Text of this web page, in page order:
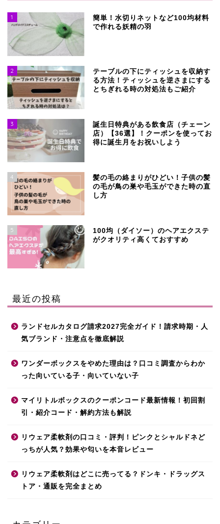
1
簡単！水切りネットなど100均材料
で作れる妖精の羽
2
テーブルの下にティッシュを収納す
る方法！ティッシュを逆さまにする
とちぎれる時の対処法もご紹介
3
誕生日特典がある飲食店（チェーン
店）【36選】！クーポンを使ってお
得に誕生月をお祝いしよう
4
髪の毛の絡まりがひどい！子供の髪
の毛が鳥の巣や毛玉ができた時の直
し方
5
100均（ダイソー）のヘアエクステ
がクオリティ高くておすすめ
最近の投稿
ランドセルカタログ請求2027完全ガイド！請求時期・人
気ブランド・注意点を徹底解説
ワンダーボックスをやめた理由は？口コミ調査からわか
った向いている子・向いていない子
マイリトルボックスのクーポンコード最新情報！初回割
引・紹介コード・解約方法も解説
リウェア柔軟剤の口コミ・評判！ピンクとシャルドネど
っちが人気？効果や匂いを本音レビュー
リウェア柔軟剤はどこに売ってる？ドンキ・ドラッグス
トア・通販を完全まとめ